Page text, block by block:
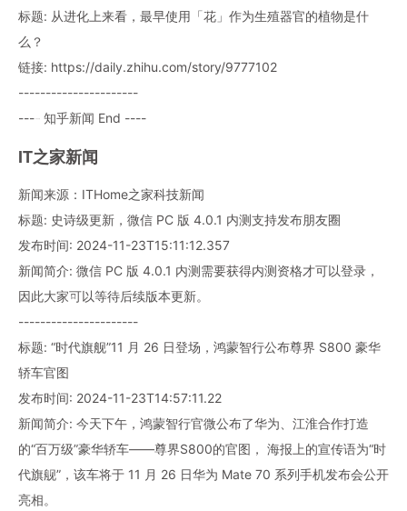
标题: 从进化上来看，最早使用「花」作为生殖器官的植物是什
么？
链接: https://daily.zhihu.com/story/9777102
----------------------
---- 知乎新闻 End ----
IT之家新闻
新闻来源：ITHome之家科技新闻
标题: 史诗级更新，微信 PC 版 4.0.1 内测支持发布朋友圈
发布时间: 2024-11-23T15:11:12.357
新闻简介: 微信 PC 版 4.0.1 内测需要获得内测资格才可以登录，
因此大家可以等待后续版本更新。
----------------------
标题: “时代旗舰”11 月 26 日登场，鸿蒙智行公布尊界 S800 豪华
轿车官图
发布时间: 2024-11-23T14:57:11.22
新闻简介: 今天下午，鸿蒙智行官微公布了华为、江淮合作打造
的“百万级”豪华轿车——尊界S800的官图， 海报上的宣传语为“时
代旗舰”，该车将于 11 月 26 日华为 Mate 70 系列手机发布会公开
亮相。